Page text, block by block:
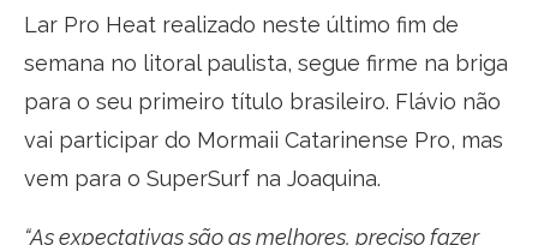
Lar Pro Heat realizado neste último fim de
semana no litoral paulista, segue firme na briga
para o seu primeiro título brasileiro. Flávio não
vai participar do Mormaii Catarinense Pro, mas
vem para o SuperSurf na Joaquina.
“As expectativas são as melhores, preciso fazer